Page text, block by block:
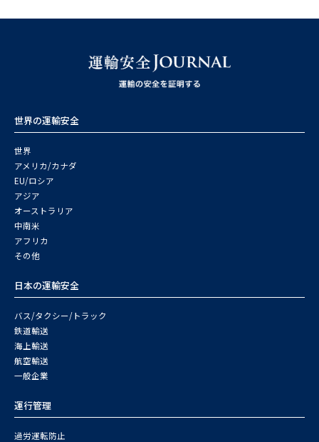
世界の運輸安全
世界
アメリカ/カナダ
EU/ロシア
アジア
オーストラリア
中南米
アフリカ
その他
日本の運輸安全
バス/タクシー/トラック
鉄道輸送
海上輸送
航空輸送
一般企業
運行管理
過労運転防止